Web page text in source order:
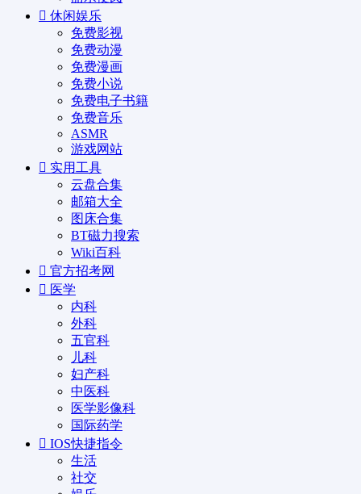
休闲娱乐
免费影视
免费动漫
免费漫画
免费小说
免费电子书籍
免费音乐
ASMR
游戏网站
实用工具
云盘合集
邮箱大全
图床合集
BT磁力搜索
Wiki百科
官方招考网
医学
内科
外科
五官科
儿科
妇产科
中医科
医学影像科
国际药学
IOS快捷指令
生活
社交